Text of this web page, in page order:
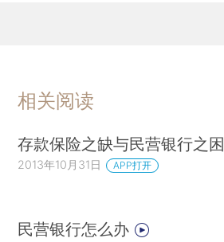
相关阅读
存款保险之缺与民营银行之困
2013年10月31日 APP打开
民营银行怎么办